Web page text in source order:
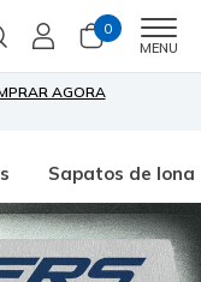
0
MENU
AGORA
Sapatos de lona